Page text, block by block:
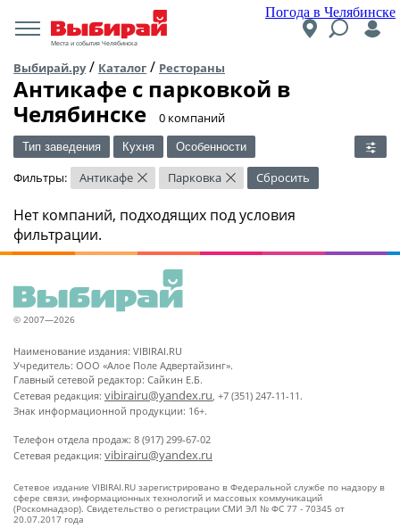
Погода в Челябинске
Места и события Челябинска
Выбирай.ру/ Каталог / Рестораны
Антикафе c парковкой в
Челябинске
​0 компаний
Тип заведения Кухня Особенности
Фильтры: Антикафе × Парковка × Сбросить
Нет компаний, подходящих под условия
фильтрации.
© 2007—2026
Наименование издания: VIBIRAI.RU
Учредитель: ООО «Алое Поле Адвертайзинг».
Главный сетевой редактор: Сайкин Е.Б.
Сетевая редакция: vibirairu@yandex.ru, +7 (351) 247-11-11.
Знак информационной продукции: 16+.
Телефон отдела продаж: 8 (917) 299-67-02
Сетевая редакция: vibirairu@yandex.ru
Сетевое издание VIBIRAI.RU зарегистрировано в Федеральной службе по надзору в
сфере связи, информационных технологий и массовых коммуникаций
(Роскомнадзор). Свидетельство о регистрации СМИ ЭЛ № ФС 77 - 70345 от
20.07.2017 года